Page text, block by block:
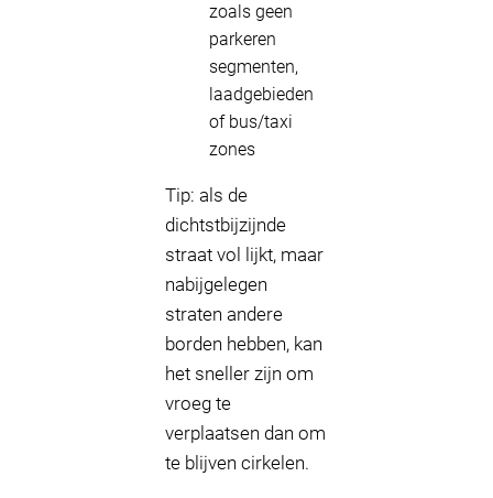
zoals geen
parkeren
segmenten,
laadgebieden
of bus/taxi
zones
Tip: als de
dichtstbijzijnde
straat vol lijkt, maar
nabijgelegen
straten andere
borden hebben, kan
het sneller zijn om
vroeg te
verplaatsen dan om
te blijven cirkelen.